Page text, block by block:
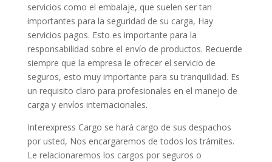
servicios como el embalaje, que suelen ser tan
importantes para la seguridad de su carga, Hay
servicios pagos. Esto es importante para la
responsabilidad sobre el envío de productos. Recuerde
siempre que la empresa le ofrecer el servicio de
seguros, esto muy importante para su tranquilidad. Es
un requisito claro para profesionales en el manejo de
carga y envíos internacionales.
Interexpress Cargo se hará cargo de sus despachos
por usted, Nos encargaremos de todos los trámites.
Le relacionaremos los cargos por seguros o